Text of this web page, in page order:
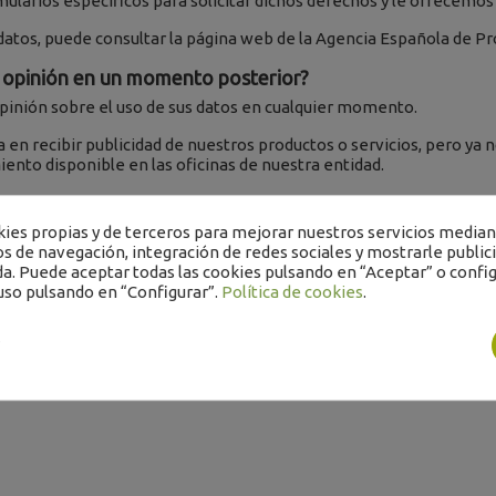
puede consultar la página web de la Agencia Española de
en un momento posterior?
sobre el uso de sus datos en cualquier momento.
recibir publicidad de nuestros productos o servicios, pero ya
disponible en las oficinas de nuestra entidad.
¿dónde puede formular una reclamación?
por nuestra entidad, puede formular una
propias y de terceros para mejorar nuestros servicios
de navegación, integración de redes sociales y mostrarle
Puede aceptar todas las cookies pulsando en “Aceptar” o
pulsando en “Configurar”. Política de cookies.